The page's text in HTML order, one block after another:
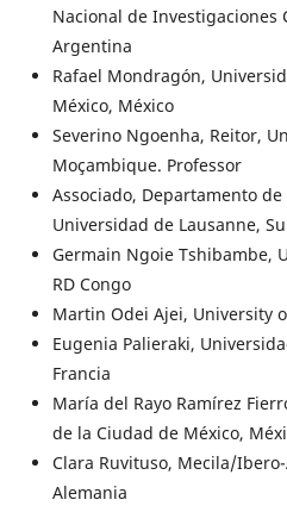
Nacional de Investigaciones
Argentina
Rafael Mondragón,
México, México
Severino Ngoenha, Reitor,
Moçambique. Professor
Associado, Departamento
Universidad de Lausanne,
Germain Ngoie Tshibambe,
RD Congo
Martin Odei Ajei, University
Eugenia Palieraki,
Francia
María del Rayo Ramírez
de la Ciudad de México,
Clara Ruvituso, Mecila/
Alemania